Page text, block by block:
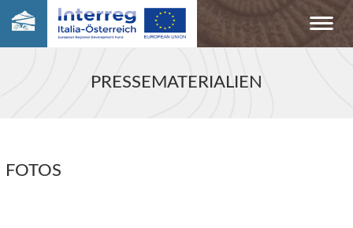
PRESSEMATERIALIEN
FOTOS